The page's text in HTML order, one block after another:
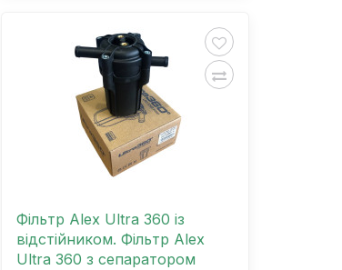
Фільтр Alex Ultra 360 із
відстійником. Фільтр Alex
Ultra 360 з сепаратором